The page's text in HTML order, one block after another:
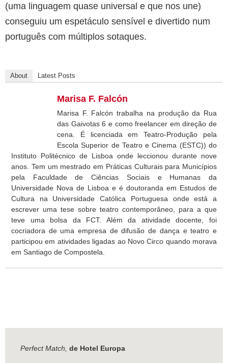
(uma linguagem quase universal e que nos une)
conseguiu um espetáculo sensível e divertido num
português com múltiplos sotaques.
About Latest Posts
Marisa F. Falcón
Marisa F. Falcón trabalha na produção da Rua
das Gaivotas 6 e como freelancer em direção de
cena. É licenciada em Teatro-Produção pela
Escola Superior de Teatro e Cinema (ESTC)) do
Instituto Politécnico de Lisboa onde leccionou durante nove
anos. Tem um mestrado em Práticas Culturais para Municípios
pela Faculdade de Ciências Sociais e Humanas da
Universidade Nova de Lisboa e é doutoranda em Estudos de
Cultura na Universidade Católica Portuguesa onde está a
escrever uma tese sobre teatro contemporâneo, para a que
teve uma bolsa da FCT. Além da atividade docente, foi
cocriadora de uma empresa de difusão de dança e teatro e
participou em atividades ligadas ao Novo Circo quando morava
em Santiago de Compostela.
Perfect Match, de Hotel Europa